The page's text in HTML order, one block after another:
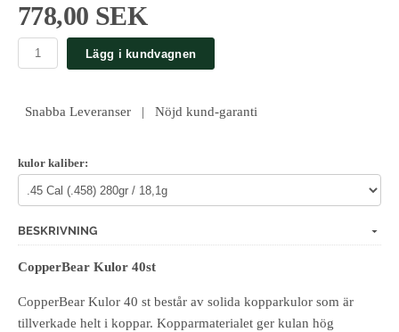
778,00 SEK
Lägg i kundvagnen
Snabba Leveranser | Nöjd kund-garanti
kulor kaliber:
BESKRIVNING
CopperBear Kulor 40st
CopperBear Kulor 40 st består av solida kopparkulor som är
tillverkade helt i koppar. Kopparmaterialet ger kulan hög